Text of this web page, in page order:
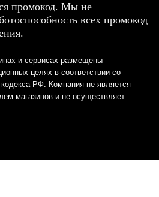
промокод. Мы не
всех промокод
и сервисах размещены
целях в соответствии со
кодекса РФ. Компания не является
магазинов и не осуществляет